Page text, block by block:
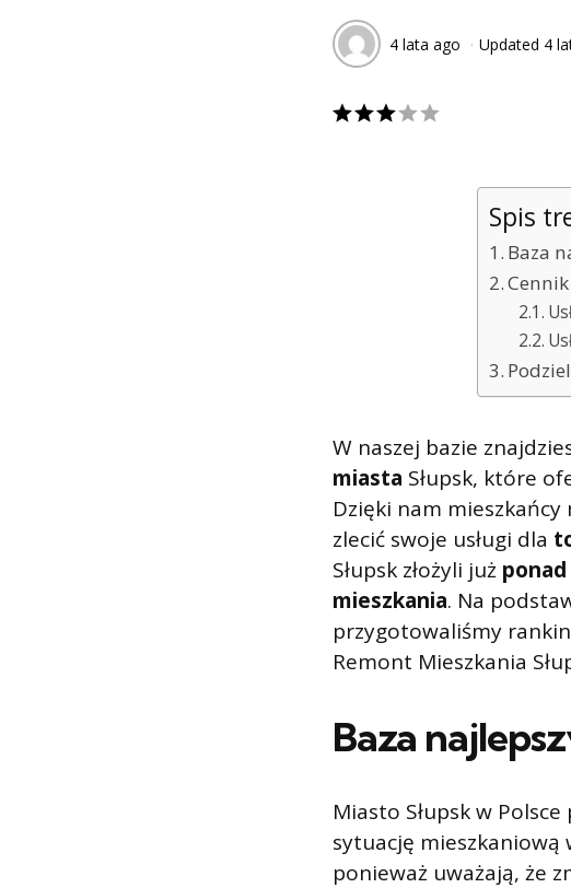
4 lata ago Updated 4
Spis
Baza
W naszej bazie
miasta Słupsk, które
Dzięki nam mieszkańcy
zlecić swoje usługi dla
Słupsk złożyli już
mieszkania. Na
przygotowaliśmy
Remont Mieszkania
Baza
Miasto Słupsk w
sytuację mieszkaniową
ponieważ uważają, że